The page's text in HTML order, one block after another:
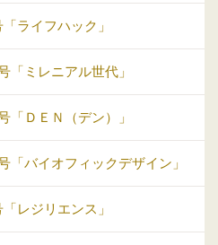
ライフハック」
「ミレニアル世代」
「ＤＥＮ（デン）」
「バイオフィックデザイン」
レジリエンス」